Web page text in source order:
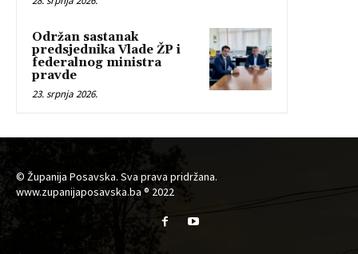
Održan sastanak
predsjednika Vlade ŽP i
federalnog ministra
pravde
23. srpnja 2026.
© Županija Posavska. Sva prava pridržana.
www.zupanijaposavska.ba ® 2022